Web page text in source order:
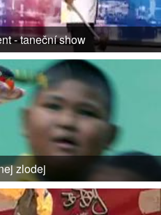
- taneční show
zlodej